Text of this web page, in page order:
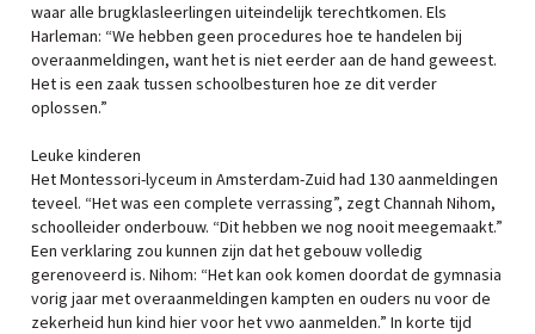
waar alle brugklasleerlingen uiteindelijk terechtkomen. Els
Harleman: “We hebben geen procedures hoe te handelen bij
overaanmeldingen, want het is niet eerder aan de hand geweest.
Het is een zaak tussen schoolbesturen hoe ze dit verder
oplossen.”
Leuke kinderen
Het Montessori-lyceum in Amsterdam-Zuid had 130 aanmeldingen
teveel. “Het was een complete verrassing”, zegt Channah Nihom,
schoolleider onderbouw. “Dit hebben we nog nooit meegemaakt.”
Een verklaring zou kunnen zijn dat het gebouw volledig
gerenoveerd is. Nihom: “Het kan ook komen doordat de gymnasia
vorig jaar met overaanmeldingen kampten en ouders nu voor de
zekerheid hun kind hier voor het vwo aanmelden.” In korte tijd